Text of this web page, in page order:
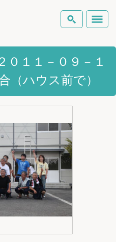
検索
０１１－０９－１
（ハウス前で）